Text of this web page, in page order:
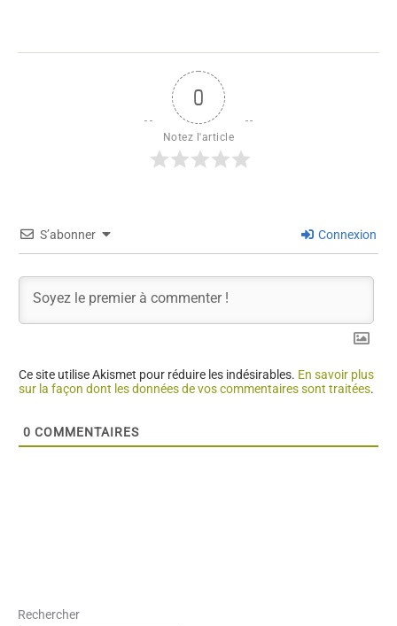
0
Notez l'article
S’abonner Connexion
Ce site utilise Akismet pour réduire les indésirables. En savoir plus
sur la façon dont les données de vos commentaires sont traitées.
0 COMMENTAIRES
Rechercher